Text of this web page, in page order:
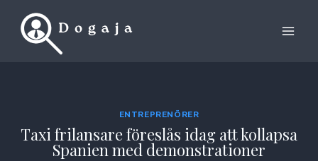
ENTREPRENÖRER
Taxi frilansare föreslås idag att kollapsa
Spanien med demonstrationer